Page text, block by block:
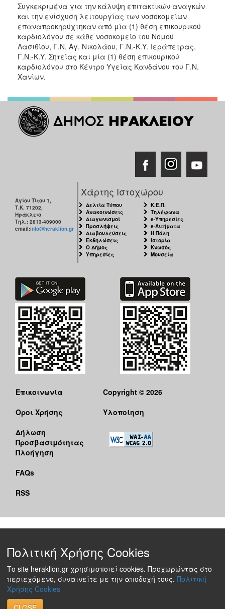
2011
ΔΗΜΟΣ
ΑΝΘΕΚΤΙΚΗ
ΠΟΛΗ
Συγκεκριμένα για την κάλυψη επιτακτικών αναγκών
και την ενίσχυση λειτουργίας των νοσοκομείων
επαναπροκηρύχτηκαν από μία (1) θέση επικουρικού
καρδιολόγου σε κάθε νοσοκομείο του Νομού
Λασιθίου, Γ.Ν. Αγ. Νικολάου, Γ.Ν.-Κ.Υ. Ιεράπετρας,
Γ.Ν.-Κ.Υ. Σητείας και μία (1) θέση επικουρικού
καρδιολόγου στο Κέντρο Υγείας Κανδάνου του Γ.Ν.
Χανίων.
Αγίου Τίτου 1,
Τ.Κ. 71202,
Ηράκλειο
Τηλ.: 2813-409000
email:info@heraklion.gr
Χάρτης Ιστοχώρου
Δελτία Τύπου
Ανακοινώσεις
Διαγωνισμοί
Προσλήψεις
Διαβουλεύσεις
Εκδηλώσεις
Ο Δήμος
Υπηρεσίες
Κ.Ε.Π.
Τηλέφωνα
e-Υπηρεσίες
e-Αιτήματα
Η Πόλη
Ιστορία
Κνωσός
Μουσεία
Επικοινωνία
Όροι Χρήσης
Δήλωση
Προσβασιμότητας
Πλοήγηση
FAQs
RSS
Copyright © 2026
Υλοποίηση
Πολιτική Χρήσης Cookies
Το site heraklion.gr χρησιμοποιεί cookies. Προχωρώντας στο
περιεχόμενο, συναινείτε με την αποδοχή τους. Πολιτική
Χρήσης Cookies